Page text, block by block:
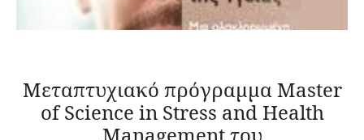
Μεταπτυχιακό πρόγραμμα Master
of Science in Stress and Health
Management του